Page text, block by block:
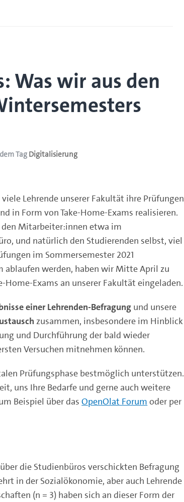
Was wir aus den
Tag Digitalisierung
Lehrende unserer Fakultät ihre Prüfungen
in Form von Take-Home-Exams realisieren.
den Mitarbeiter:innen etwa im
und natürlich den Studierenden selbst, viel
im Sommersemester 2021
werden, haben wir Mitte April zu
Home-Exams an unserer Fakultät eingeladen.
einer Lehrenden-Befragung und unsere
zusammen, insbesondere im Hinblick
und Durchführung der bald wieder
Versuchen mitnehmen können.
Prüfungsphase bestmöglich unterstützen.
uns Ihre Bedarfe und gerne auch weitere
Beispiel über dasOpenOlat Forum oder per
die Studienbüros verschickten Befragung
in der Sozialökonomie, aber auch Lehrende
(n = 3) haben sich an dieser Form der